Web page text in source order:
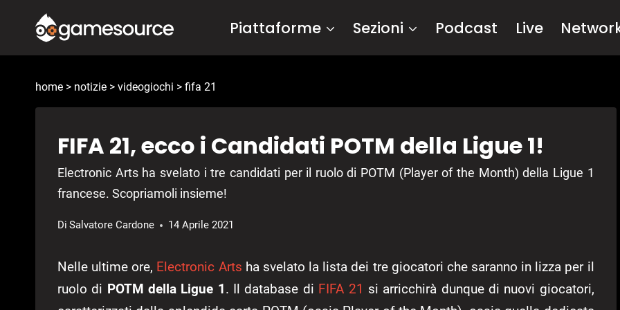
contenuto
Piattaforme Sezioni Podcast Live
home > notizie > videogiochi > fifa 21
FIFA 21, ecco i Candidati POTM della Ligue 1!
Electronic Arts ha svelato i tre candidati per il ruolo di POTM (Player of the Month) della Ligue 1
francese. Scopriamoli insieme!
Di Salvatore Cardone 14 Aprile 2021
Nelle ultime ore, Electronic Arts ha svelato la lista dei tre giocatori che saranno in lizza per il
ruolo di POTM della Ligue 1. Il database di FIFA 21 si arricchirà dunque di nuovi giocatori,